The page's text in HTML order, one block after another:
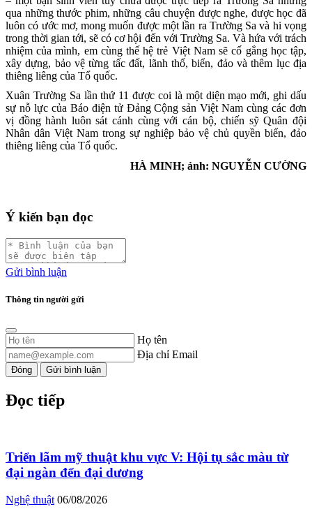
qua những thước phim, những câu chuyện được nghe, được học đã
luôn có ước mơ, mong muốn được một lần ra Trường Sa và hi vọng
trong thời gian tới, sẽ có cơ hội đến với Trường Sa. Và hứa với trách
nhiệm của mình, em cùng thế hệ trẻ Việt Nam sẽ cố gắng học tập,
xây dựng, bảo vệ từng tấc đất, lãnh thổ, biển, đảo và thêm lục địa
thiêng liêng của Tổ quốc.
Xuân Trường Sa lần thứ 11 được coi là một diện mạo mới, ghi dấu
sự nỗ lực của Báo điện tử Đảng Cộng sản Việt Nam cùng các đơn
vị đồng hành luôn sát cánh cùng với cán bộ, chiến sỹ Quân đội
Nhân dân Việt Nam trong sự nghiệp bảo vệ chủ quyền biển, đảo
thiêng liêng của Tổ quốc.
HÀ MINH; ảnh: NGUYỄN CƯỜNG
Ý kiến bạn đọc
Gửi bình luận
Thông tin người gửi
Họ tên
Địa chỉ Email
Đóng Gửi bình luận
Đọc tiếp
Triển lãm mỹ thuật khu vực V: Hội tụ sắc màu từ
đại ngàn đến đại dương
Nghệ thuật 06/08/2026